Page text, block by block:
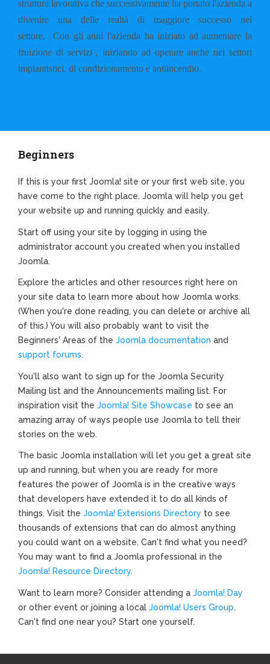
struttura lavorativa che successivamente ha portato l'azienda a
divenire una delle realtà di maggiore successo nel
settore.Con gli anni l'azienda ha iniziato ad aumentare la
fruizione di servizi , iniziando ad operare anche nei settori
impiantistici, di condizionamento e antiincendio.
Beginners
If this is your first Joomla! site or your first web site, you
have come to the right place. Joomla will help you get
your website up and running quickly and easily.
Start off using your site by logging in using the
administrator account you created when you installed
Joomla.
Explore the articles and other resources right here on
your site data to learn more about how Joomla works.
(When you're done reading, you can delete or archive all
of this.) You will also probably want to visit the
Beginners' Areas of the Joomla documentation and
support forums.
You'll also want to sign up for the Joomla Security
Mailing list and the Announcements mailing list. For
inspiration visit the Joomla! Site Showcase to see an
amazing array of ways people use Joomla to tell their
stories on the web.
The basic Joomla installation will let you get a great site
up and running, but when you are ready for more
features the power of Joomla is in the creative ways
that developers have extended it to do all kinds of
things. Visit the Joomla! Extensions Directory to see
thousands of extensions that can do almost anything
you could want on a website. Can't find what you need?
You may want to find a Joomla professional in the
Joomla! Resource Directory.
Want to learn more? Consider attending a Joomla! Day
or other event or joining a local Joomla! Users Group.
Can't find one near you? Start one yourself.